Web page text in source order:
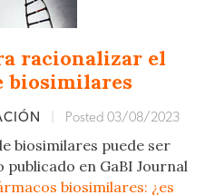
racionalizar el
biosimilares
Posted 03/08/2023
biosimilares puede ser
en GaBI Journal
biosimilares: ¿es